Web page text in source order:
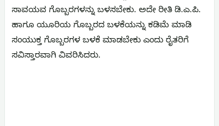
ಸಾವಯವ ಗೊಬ್ಬರಗಳನ್ನು ಬಳಸಬೇಕು. ಅದೇ ರೀತಿ ಡಿ.ಎ.ಪಿ.
ಹಾಗೂ ಯೂರಿಯ ಗೊಬ್ಬರದ ಬಳಕೆಯನ್ನು ಕಡಿಮೆ ಮಾಡಿ
ಸಂಯುಕ್ತ ಗೊಬ್ಬರಗಳ ಬಳಕೆ ಮಾಡಬೇಕು ಎಂದು ರೈತರಿಗೆ
ಸವಿಸ್ತಾರವಾಗಿ ವಿವರಿಸಿದರು.